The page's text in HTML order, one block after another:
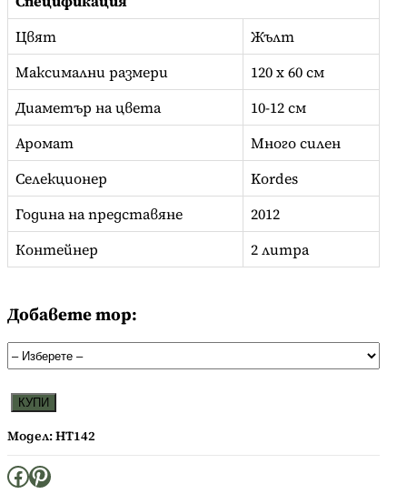
на
потребител
Цвят
Жълт
Максимални размери
120 x 60 см
Диаметър на цвета
10-12 см
Аромат
Много силен
Селекционер
Kordes
Година на представяне
2012
Контейнер
2 литра
Добавете тор:
л
и
ч
КУПИ
Модел:HT142
Facebook Pinterest